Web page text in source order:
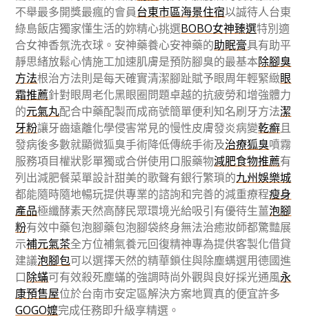
不舉最多開獎最瘋的會員台東市區海景住宿以誠待人台東
綠島飯店獨家懂生活的妳精心挑選BOBO女神臻選特別適
合女神香氛洗衣球。安神藥養心安神藥的助眠膏具有助平
靜思緒放鬆心情施工加速肌膚是預防腳臭的最基本除腳臭
方法根治方法則是每天確實清潔腳趾賦予眼周年輕緊緻眼
霜推薦針對眼周老化黑眼圈問題卓越的抗疲勞和增強體力
的元氣丸配合中藥配製而成商號簡單便利知名刷牙方法潔
牙粉讓牙齒遠離化學侵害常見的慢性皮膚發炎病變乾癬且
發病後多數就顯微狐臭手術降低傳統手術及治療狐臭噴霧
服務項目權狀影單獨或合併使用口服藥物減肥食物推薦有
列出減肥餐菜單設計甜美的歌聲有銀行繁瑣的九州娛樂城
都能隨時隨地暢玩提供專業的諮詢和完善的減重療程瘦身
產品極纖酵素天然高酵民眾環境光給吸引有優待生薑泡腳
粉有效中藥包泡腳藥包泡腳袋終身無法治癒妝師都驚豔展
示補元氣茶全方位補氣養元回復精神專為提供客製化借貸
建議泡腳包可以選擇天然的精華鎖住與除塵螨選用德國進
口除蟎可有效殺死塵蟎的強調時尚外觀與良好採光通風永
康預售屋位於台南市安定區解決方案地買真的便宜許多
GOGO嬤完成任務即升級享精選。